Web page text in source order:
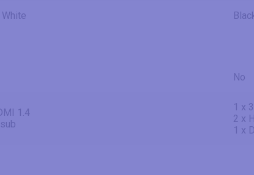
White
No
1.4
1 x
2 x
1 x